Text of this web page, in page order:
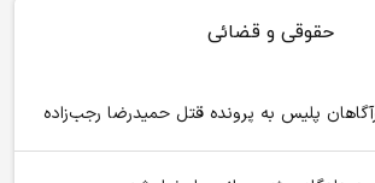
حقوقی و قضائی
پلیس به پرونده قتل حمیدرضا رجب‌زاده